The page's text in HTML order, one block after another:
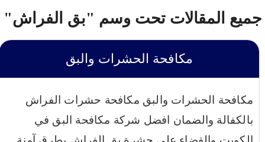
جميع المقالات تحت وسم "بق الفراش"
مكافحة الحشرات والبق
مكافحة الحشرات والبق مكافحة حشرات الفراش
بالكفالة والضمان افضل شركة مكافحة البق في